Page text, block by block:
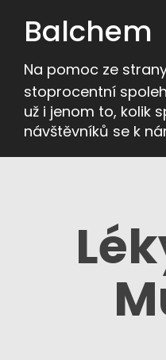
Balchem
Na pomoc ze
stoprocentní
už i jenom to, kolik
návštěvníků se k